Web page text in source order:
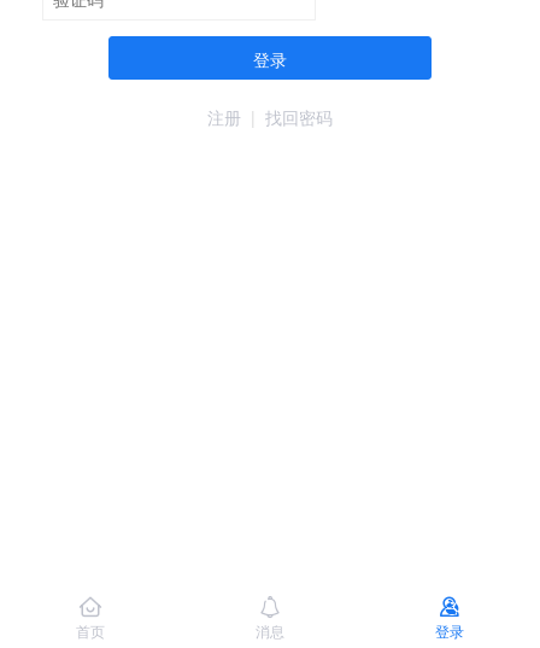
登录
注册 | 找回密码
首页 消息 登录